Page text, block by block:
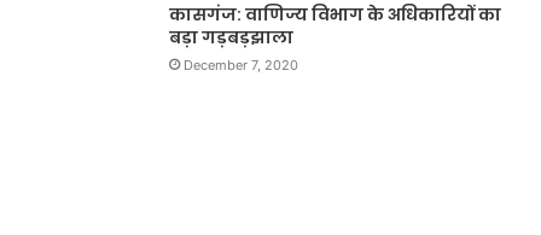
कासगंज: वाणिज्य विभाग के अधिकारियों का
बड़ा गड़बड़झाला
December 7, 2020